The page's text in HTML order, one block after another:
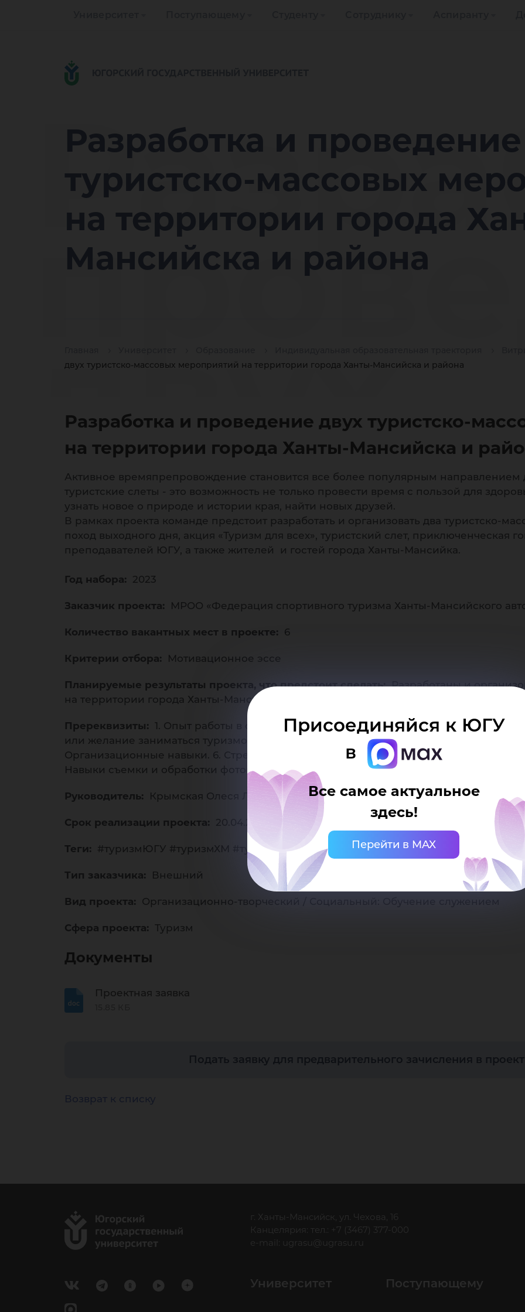
Разработка и
туристско-массовых
на территории города
Мансийска и района
двух туристско-массовых мероприятий на территории города Ханты-Мансийска и района
двух
на
Присоединяйся к ЮГУ
в
Все самое актуальное
здесь!
Перейти в MAX
Разработка и проведение двух туристско-
на территории города Ханты-Мансийска и
Активное времяпрепровождение становится все более популярным направлением
туристские слеты - это возможность не только провести время с пользой для
узнать новое о природе и истории края, найти новых друзей.
В рамках проекта команде предстоит разработать и организовать два туристско-
поход выходного дня, акция «Туризм для всех», туристский слет, приключенческая
преподавателей ЮГУ, а также жителей и гостей города Ханты-Мансийка.
Год набора: 2023
Заказчик проекта: МРОО «Федерация спортивного туризма Ханты-Мансийского
Количество вакантных мест в проекте: 6
Критерии отбора: Мотивационное эссе
Планируемые результаты проекта, что предстоит сделать:Разработаны и
на территории города Ханты-Мансийска и района, с общим охватом не менее 100
Пререквизиты: 1. Опыт работы в организации массовых мероприятий. 2. Базовые
или желание заниматься туризмом. 3. Коммуникационные навыки. 4. Креативность
Организационные навыки. 6. Стремление к постоянному развитию. 7. Базовые
Навыки съемки и обработки фотографии.
Руководитель: Крымская Олеся Леонидовна
Срок реализации проекта: 20.04.2025
Теги: #туризмЮГУ #туризмХМ #туризмдлявсех #ТурклубЮГУ
Тип заказчика: Внешний
Вид проекта: Организационно-творческий / Социальный: Обучение служением
Сфера проекта: Туризм
Документы
Проектная заявка
Подать заявку для предварительного зачисления в
Возврат к списку
г. Ханты-Мансийск, ул. Чехова, 16
Канцелярия: тел.: +7 (3467) 377-000
e-mail:
ugrasu@ugrasu.ru
Университет Поступающему